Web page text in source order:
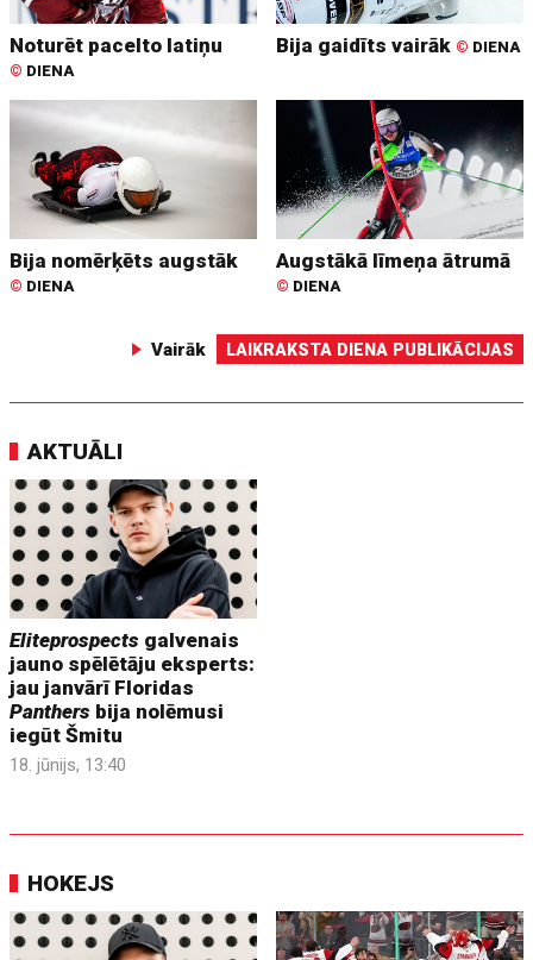
Noturēt pacelto latiņu
© DIENA
Bija gaidīts vairāk © DIENA
Bija nomērķēts augstāk
© DIENA
Augstākā līmeņa ātrumā
© DIENA
Vairāk LAIKRAKSTA DIENA PUBLIKĀCIJAS
AKTUĀLI
Eliteprospects galvenais
jauno spēlētāju eksperts:
jau janvārī Floridas
Panthers bija nolēmusi
iegūt Šmitu
18. jūnijs, 13:40
HOKEJS